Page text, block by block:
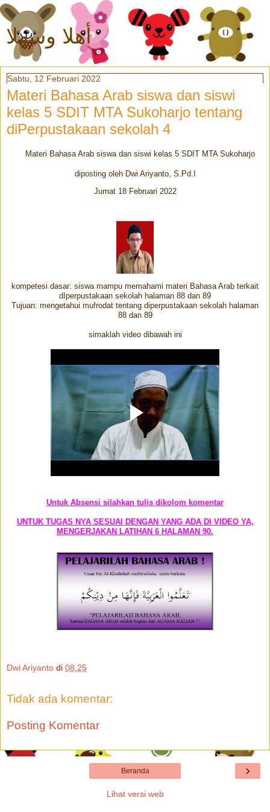
أهلا وسهلا
Sabtu, 12 Februari 2022
Materi Bahasa Arab siswa dan siswi
kelas 5 SDIT MTA Sukoharjo tentang
diPerpustakaan sekolah 4
Materi Bahasa Arab siswa dan siswi kelas 5 SDIT MTA Sukoharjo
diposting oleh Dwi Ariyanto, S.Pd.I
Jumat 18 Februari 2022
kompetesi dasar: siswa mampu memahami materi Bahasa Arab terkait
dIperpustakaan sekolah halaman 88 dan 89
Tujuan: mengetahui mufrodat tentang diperpustakaan sekolah halaman
88 dan 89
simaklah video dibawah ini
Untuk Absensi silahkan tulis dikolom komentar
UNTUK TUGAS NYA SESUAI DENGAN YANG ADA DI VIDEO YA,
MENGERJAKAN LATIHAN 6 HALAMAN 90.
Dwi Ariyanto di 08.25
Tidak ada komentar:
Posting Komentar
›
Beranda
Lihat versi web